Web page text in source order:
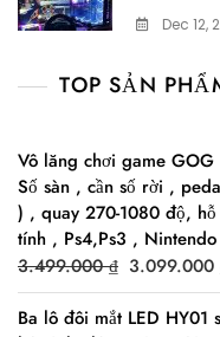
Dec 12,
TOP SẢN
Vô lăng chơi game
Số sàn , cần số rời ,
) , quay 270-1080 độ,
tính , Ps4,Ps3 ,
3.499.000₫ Original
price
was:
3.099.000
Ba lô đôi mắt LED HY01